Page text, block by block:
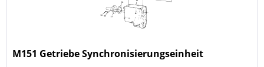
M151 Getriebe Synchronisierungseinheit